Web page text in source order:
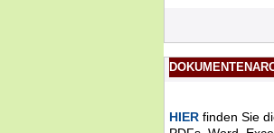
HIER finden Sie